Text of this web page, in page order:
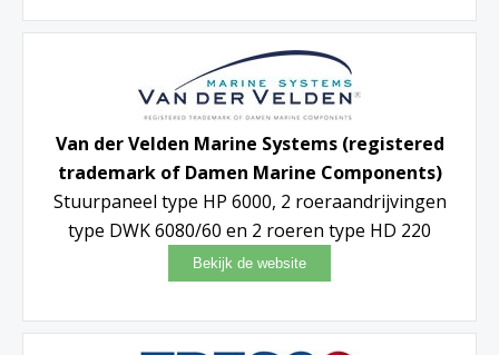
Van der Velden Marine Systems (registered
trademark of Damen Marine Components)
Stuurpaneel type HP 6000, 2 roeraandrijvingen
type DWK 6080/60 en 2 roeren type HD 220